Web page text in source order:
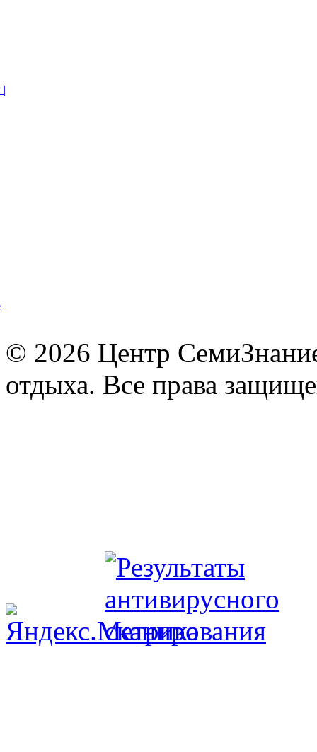
© 2026 Центр
отдыха. Все права